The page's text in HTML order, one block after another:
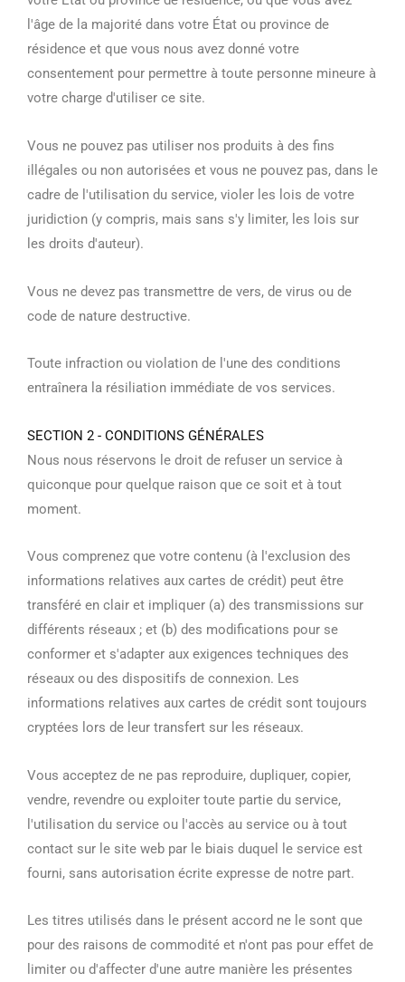
l'âge de la majorité dans votre État ou province de
résidence et que vous nous avez donné votre
consentement pour permettre à toute personne mineure à
votre charge d'utiliser ce site.
Vous ne pouvez pas utiliser nos produits à des fins
illégales ou non autorisées et vous ne pouvez pas, dans le
cadre de l'utilisation du service, violer les lois de votre
juridiction (y compris, mais sans s'y limiter, les lois sur
les droits d'auteur).
Vous ne devez pas transmettre de vers, de virus ou de
code de nature destructive.
Toute infraction ou violation de l'une des conditions
entraînera la résiliation immédiate de vos services.
SECTION 2 - CONDITIONS GÉNÉRALES
Nous nous réservons le droit de refuser un service à
quiconque pour quelque raison que ce soit et à tout
moment.
Vous comprenez que votre contenu (à l'exclusion des
informations relatives aux cartes de crédit) peut être
transféré en clair et impliquer (a) des transmissions sur
différents réseaux ; et (b) des modifications pour se
conformer et s'adapter aux exigences techniques des
réseaux ou des dispositifs de connexion. Les
informations relatives aux cartes de crédit sont toujours
cryptées lors de leur transfert sur les réseaux.
Vous acceptez de ne pas reproduire, dupliquer, copier,
vendre, revendre ou exploiter toute partie du service,
l'utilisation du service ou l'accès au service ou à tout
contact sur le site web par le biais duquel le service est
fourni, sans autorisation écrite expresse de notre part.
Les titres utilisés dans le présent accord ne le sont que
pour des raisons de commodité et n'ont pas pour effet de
limiter ou d'affecter d'une autre manière les présentes